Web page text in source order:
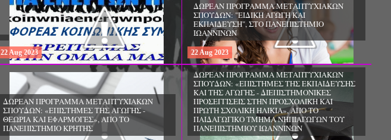
ΦΡΟΝΤΙΔΑΣ», ΑΠΟ ΤΗΝ ΕΤΑΙΡΙΑ ΚΟΙΝΩΝΙΚΗΣ
ΨΥΧΙΑΤΡΙΚΗΣ Π. ΣΑΚΕΛΛΑΡΟΠΟΥΛΟΣ ΚΑΙ ΤΟ
EΥΡΩΠΑΪΚΟ ΔΙΚΤΥΟ ΦΟΡΕΩΝ ΨΥΧΙΚΗΣ
ΥΓΕΙΑΣ ΑSKLEPIOS
22Aug 2023 22Aug 2023
ΔΩΡΕΑΝ ΠΡΟΓΡΑΜΜΑ ΜΕΤΑΠΤΥΧΙΑΚΩΝ
ΣΠΟΥΔΩΝ: "ΕΙΔΙΚΗ ΑΓΩΓΗ ΚΑΙ
ΕΚΠΑΙΔΕΥΣΗ", ΣΤΟ ΠΑΝΕΠΙΣΤΗΜΙΟ
ΙΩΑΝΝΙΝΩΝ
ΔΩΡΕΑΝ ΠΡΟΓΡΑΜΜΑ ΜΕΤΑΠΤΥΧΙΑΚΩΝ
ΣΠΟΥΔΩΝ: «ΕΠΙΣΤΗΜΕΣ ΤΗΣ ΑΓΩΓΗΣ -
ΘΕΩΡΙΑ ΚΑΙ ΕΦΑΡΜΟΓΕΣ», ΑΠΟ ΤΟ
ΠΑΝΕΠΙΣΤΗΜΙΟ ΚΡΗΤΗΣ